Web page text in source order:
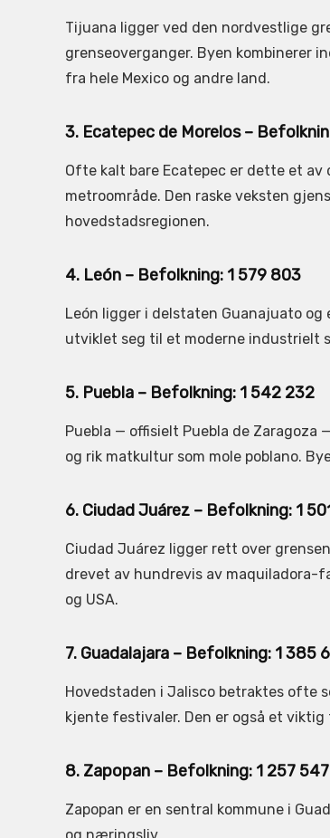
Tijuana ligger ved den nordvestlige
grenseoverganger. Byen kombinerer
fra hele Mexico og andre land.
3. Ecatepec de Morelos –
Ofte kalt bare Ecatepec er dette et
metroområde. Den raske veksten
hovedstadsregionen.
4. León – Befolkning: 1 579 803
León ligger i delstaten Guanajuato
utviklet seg til et moderne industrielt
5. Puebla – Befolkning: 1 542 232
Puebla — offisielt Puebla de Zaragoza
og rik matkultur som mole poblano.
6. Ciudad Juárez – Befolkning: 1
Ciudad Juárez ligger rett over
drevet av hundrevis av maquiladora-
og USA.
7. Guadalajara – Befolkning: 1 385
Hovedstaden i Jalisco betraktes ofte
kjente festivaler. Den er også et viktig
8. Zapopan – Befolkning: 1 257 547
Zapopan er en sentral kommune i